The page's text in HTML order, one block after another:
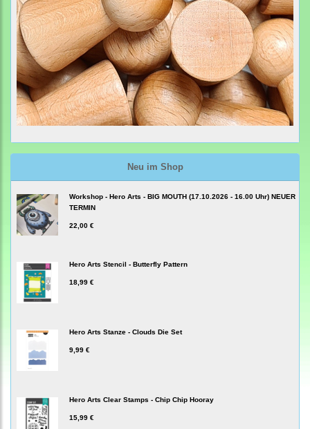
Neu im Shop
Workshop - Hero Arts - BIG MOUTH (17.10.2026 - 16.00 Uhr) NEUER
TERMIN
22,00 €
Hero Arts Stencil - Butterfly Pattern
18,99 €
Hero Arts Stanze - Clouds Die Set
9,99 €
Hero Arts Clear Stamps - Chip Chip Hooray
15,99 €